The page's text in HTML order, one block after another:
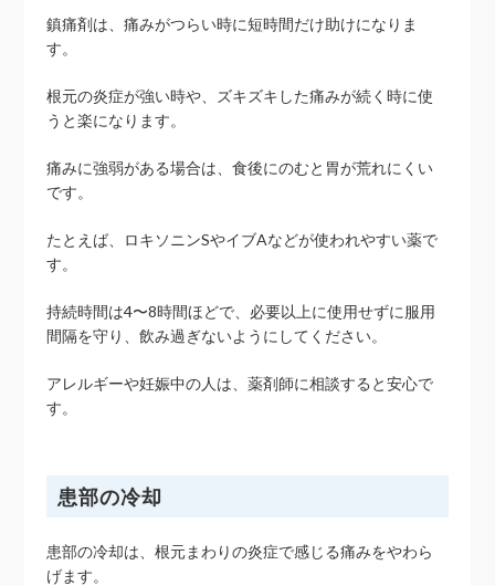
鎮痛剤は、痛みがつらい時に短時間だけ助けになりま
す。
根元の炎症が強い時や、ズキズキした痛みが続く時に使
うと楽になります。
痛みに強弱がある場合は、食後にのむと胃が荒れにくい
です。
たとえば、ロキソニンSやイブAなどが使われやすい薬で
す。
持続時間は4〜8時間ほどで、必要以上に使用せずに服用
間隔を守り、飲み過ぎないようにしてください。
アレルギーや妊娠中の人は、薬剤師に相談すると安心で
す。
患部の冷却
患部の冷却は、根元まわりの炎症で感じる痛みをやわら
げます。